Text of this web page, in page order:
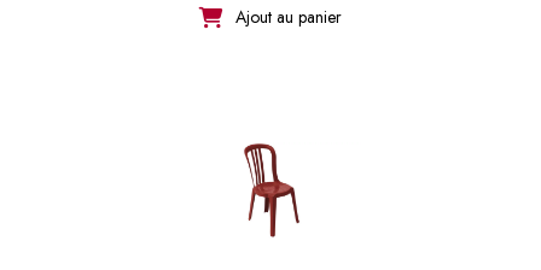
Ajout au panier